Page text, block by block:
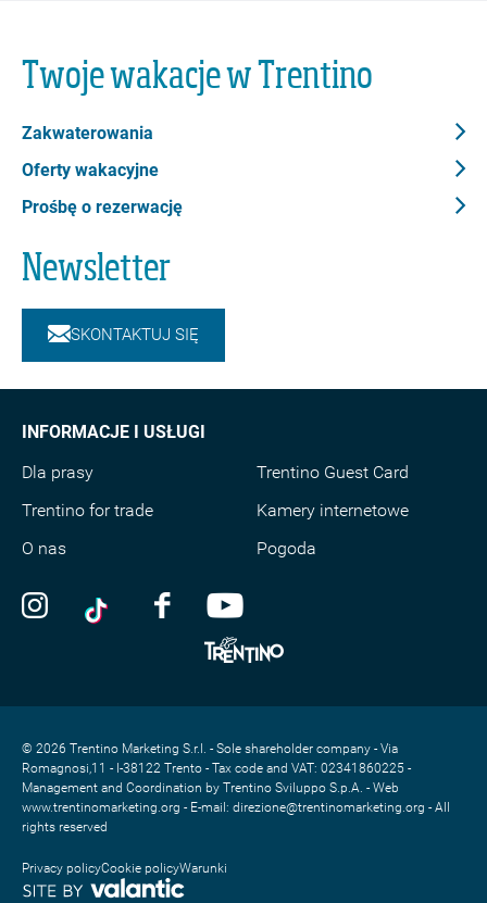
Twoje wakacje w Trentino
Zakwaterowania
Oferty wakacyjne
Prośbę o rezerwację
Newsletter
SKONTAKTUJ SIĘ
INFORMACJE I USŁUGI
Dla prasy
Trentino for trade
O nas
Trentino Guest Card
Kamery internetowe
Pogoda
© 2026 Trentino Marketing S.r.l. - Sole shareholder company - Via
Romagnosi,11 - I-38122 Trento - Tax code and VAT: 02341860225 -
Management and Coordination by Trentino Sviluppo S.p.A. - Web
www.trentinomarketing.org - E-mail: direzione@trentinomarketing.org - All
rights reserved
Privacy policyCookie policyWarunki